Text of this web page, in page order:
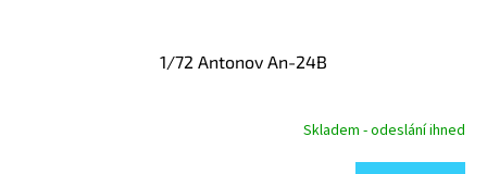
1/72 Antonov An-24B
Skladem - odeslání ihned